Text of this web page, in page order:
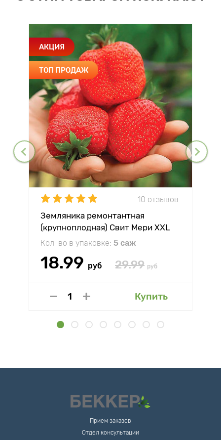
АКЦИЯ
ТОП ПРОДАЖ
10 отзывов
Земляника ремонтантная
(крупноплодная) Свит Мери XXL
Кол-во в упаковке: 5 саж
18.99 руб 29.99 руб
Купить
Прием заказов
Отдел консультации